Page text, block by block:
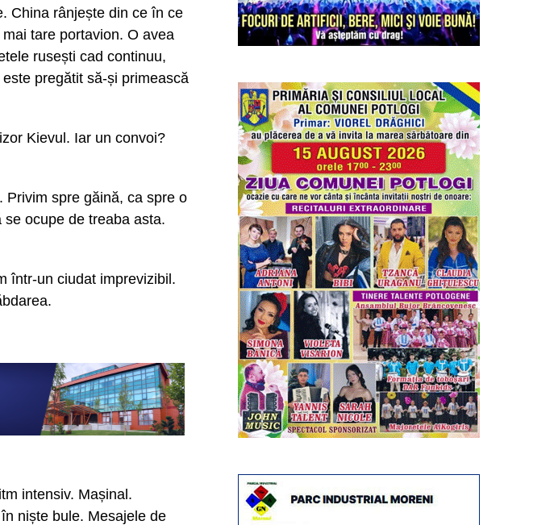
China rânjește din ce în ce
tare portavion. O avea
rusești cad continuu,
pregătit să-și primească
Kievul. Iar un convoi?
Privim spre găină, ca spre o
ocupe de treaba asta.
într-un ciudat imprevizibil.
intensiv. Mașinal.
niște bule. Mesajele de